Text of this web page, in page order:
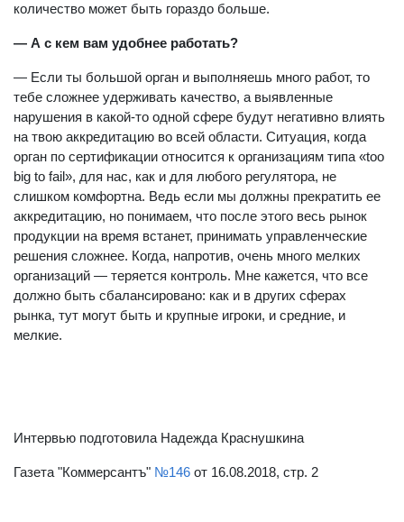
количество может быть гораздо больше.
— А с кем вам удобнее работать?
— Если ты большой орган и выполняешь много работ, то
тебе сложнее удерживать качество, а выявленные
нарушения в какой-то одной сфере будут негативно влиять
на твою аккредитацию во всей области. Ситуация, когда
орган по сертификации относится к организациям типа «too
big to fail», для нас, как и для любого регулятора, не
слишком комфортна. Ведь если мы должны прекратить ее
аккредитацию, но понимаем, что после этого весь рынок
продукции на время встанет, принимать управленческие
решения сложнее. Когда, напротив, очень много мелких
организаций — теряется контроль. Мне кажется, что все
должно быть сбалансировано: как и в других сферах
рынка, тут могут быть и крупные игроки, и средние, и
мелкие.
Интервью подготовила Надежда Краснушкина
Газета "Коммерсантъ" №146 от 16.08.2018, стр. 2